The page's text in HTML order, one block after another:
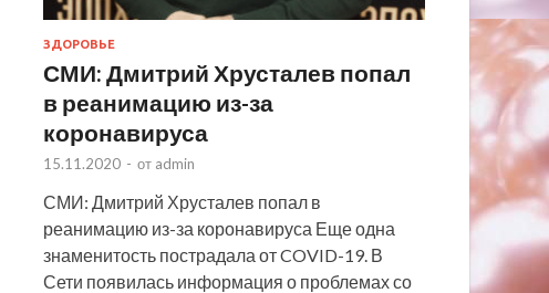
ЗДОРОВЬЕ
СМИ: Дмитрий Хрусталев попал
в реанимацию из-за
коронавируса
15.11.2020 - от admin
СМИ: Дмитрий Хрусталев попал в
реанимацию из-за коронавируса Еще одна
знаменитость пострадала от COVID-19. В
Сети появилась информация о проблемах со